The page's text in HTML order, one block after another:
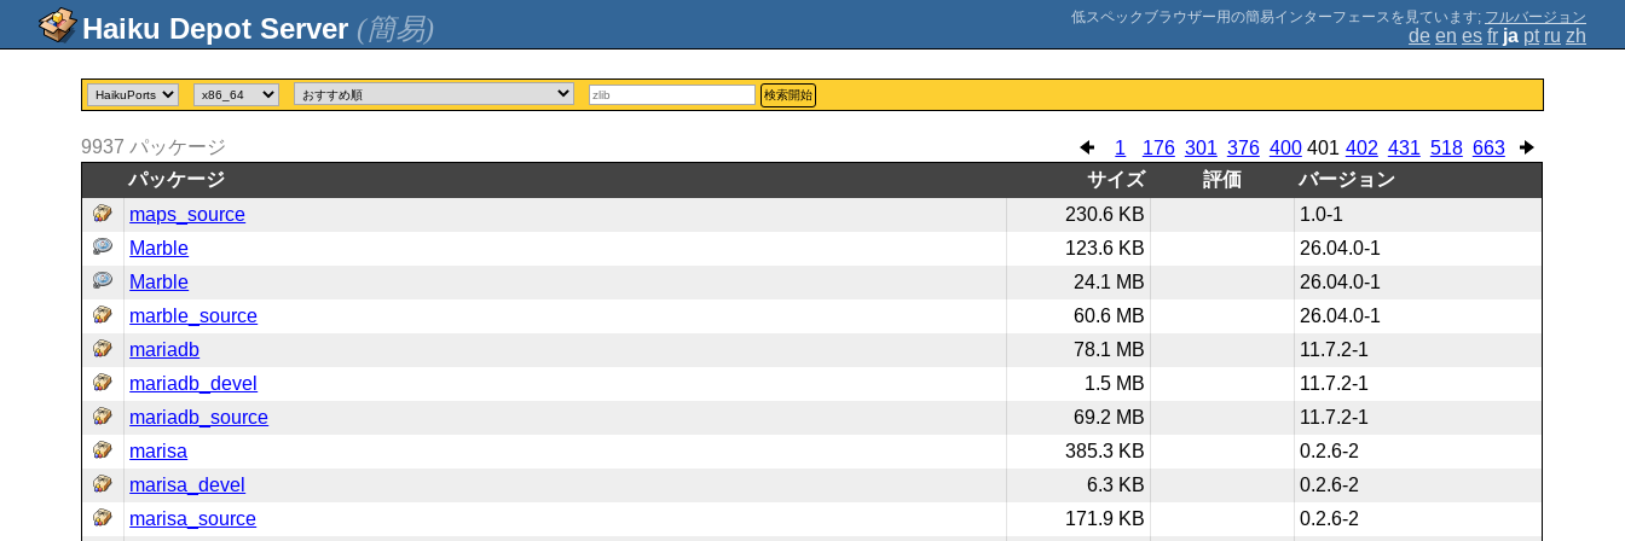
(簡易) ; フルバージョン
de en es fr ja pt ru zh
検索開始
1 176 301 376 400 401 402 431 518 663
9937 パッケージ
パッケージ
サイズ 評価
バージョン
maps_source
230.6 KB
1.0-1
Marble
123.6 KB
26.04.0-1
Marble
24.1 MB
26.04.0-1
marble_source
60.6 MB
26.04.0-1
mariadb
78.1 MB
11.7.2-1
mariadb_devel
1.5 MB
11.7.2-1
mariadb_source
69.2 MB
11.7.2-1
marisa
385.3 KB
0.2.6-2
marisa_devel
6.3 KB
0.2.6-2
marisa_source
171.9 KB
0.2.6-2